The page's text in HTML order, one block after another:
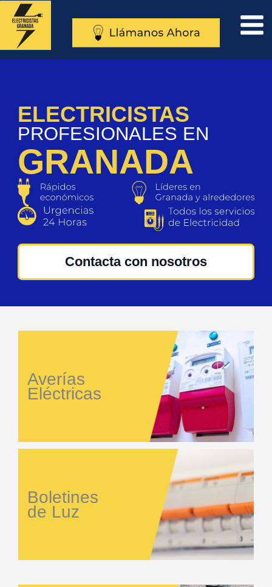
contenido
ELECTRICISTAS
PROFESIONALES EN
GRANADA
Contacta con nosotros
Averías
Eléctricas
Boletines
de Luz